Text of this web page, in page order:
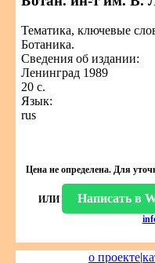
Тематика, ключевые
Ботаника.
Сведения об издании:
Ленинград 1989
20 с.
Язык:
rus
Цена не определена. Для
ИЛИ Написать в
о проекте|